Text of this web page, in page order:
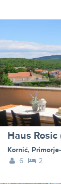
Haus Rosic
Kornić,
6
2